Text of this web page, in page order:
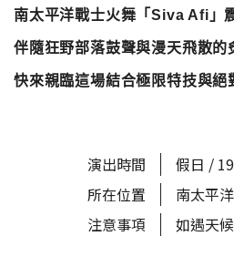
南太平洋戰士火舞「Siva Afi 」
伴隨狂野部落鼓聲與漫天飛散的
快來親臨這場結合極限特技與絕
演出時間
假日 /
所在位置
南太平
注意事項
如遇天